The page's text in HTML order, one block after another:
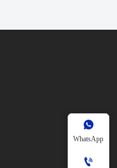

WhatsApp
